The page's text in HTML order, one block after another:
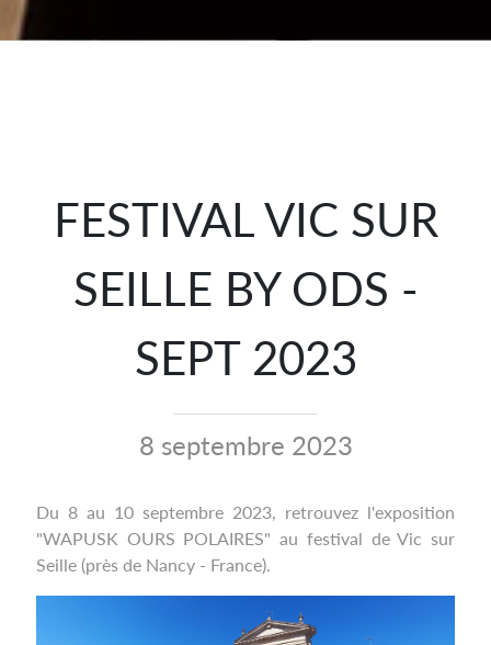
FESTIVAL VIC SUR
SEILLE BY ODS -
SEPT 2023
8 septembre 2023
Du 8 au 10 septembre 2023, retrouvez l'exposition
"WAPUSK OURS POLAIRES" au festival de Vic sur
Seille (près de Nancy - France).